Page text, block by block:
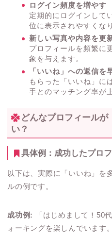
ログイン頻度を増やす
定期的にログインして
位に表示されやすくな
新しい写真や内容を更
プロフィールを頻繁に
象を与えます。
「いいね」への返信を
もらった「いいね」に
手とのマッチング率が
どんなプロフィール
い？
具体例：成功したプロ
以下は、実際に「いいね」を
ルの例です。
成功例:
「はじめまして！50
ォーキングを楽しんでいます